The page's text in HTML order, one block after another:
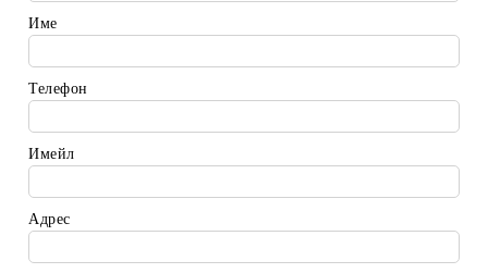
Име
Телефон
Имейл
Адрес